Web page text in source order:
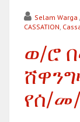
Selam Warga
CASSATION,
ወ/ሮ
የሰ/መ/